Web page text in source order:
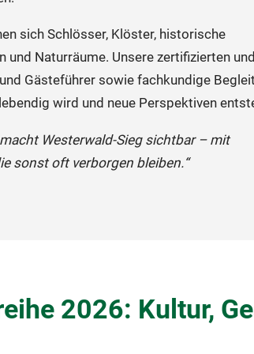
sich Schlösser, Klöster, historische
Naturräume. Unsere zertifizierten und
Gästeführer sowie fachkundige
wird und neue Perspektiven
Westerwald-Sieg sichtbar – mit
sonst oft verborgen bleiben.“
2026: Kultur,